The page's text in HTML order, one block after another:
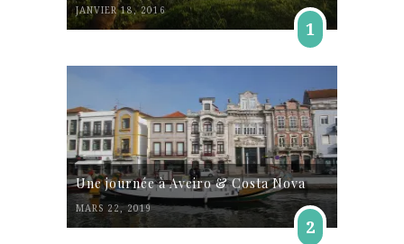
JANVIER 18, 2016
1
Une journée à Aveiro & Costa Nova
MARS 22, 2019
2